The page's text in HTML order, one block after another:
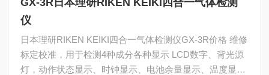
仪
日本理研RIKEN KEIKI四合一气体检测仪GX-3R价格 维修
标定校准，用于检测4种成分各种显示 LCD数字、背光源
灯，动作状态显示、时钟显示、电池余量显示、温度显